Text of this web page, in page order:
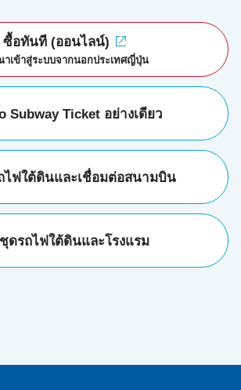
ซื้อทันที (ออนไลน์)
เข้าสู่ระบบจากนอกประเทศญี่ปุ่น
Subway Ticket อย่างเดียว
ไฟใต้ดินและเชื่อมต่อสนามบิน
ดรถไฟใต้ดินและโรงแรม